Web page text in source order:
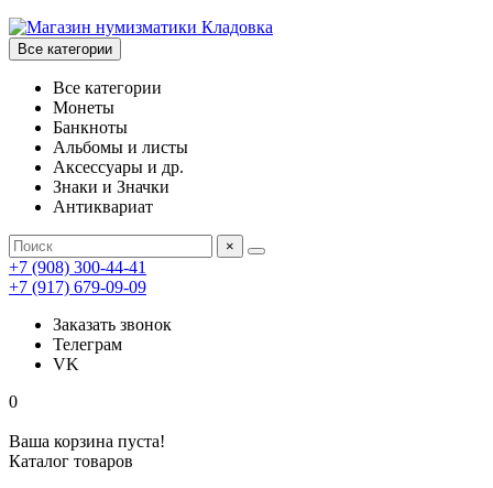
Все категории
Все категории
Монеты
Банкноты
Альбомы и листы
Аксессуары и др.
Знаки и Значки
Антиквариат
×
+7 (908) 300-44-41
+7 (917) 679-09-09
Заказать звонок
Телеграм
VK
0
Ваша корзина пуста!
Каталог товаров